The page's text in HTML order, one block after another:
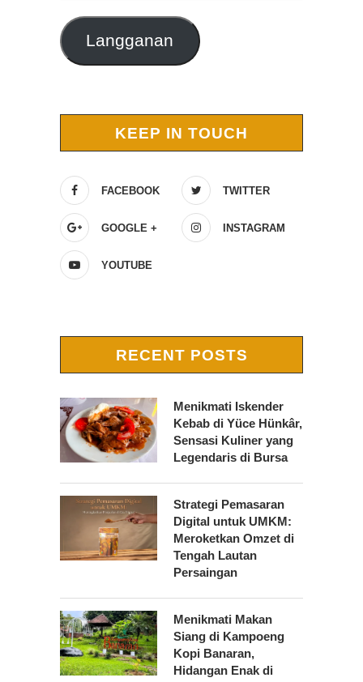
Langganan
KEEP IN TOUCH
FACEBOOK TWITTER
GOOGLE + INSTAGRAM
YOUTUBE
RECENT POSTS
Menikmati Iskender
Kebab di Yüce Hünkâr,
Sensasi Kuliner yang
Legendaris di Bursa
Strategi Pemasaran
Digital untuk UMKM:
Meroketkan Omzet di
Tengah Lautan
Persaingan
Menikmati Makan
Siang di Kampoeng
Kopi Banaran,
Hidangan Enak di